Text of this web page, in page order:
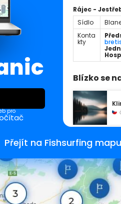
pro
Rájec -
Sídlo
Konta
kty
Blízko se
Přejít na Fishsurfing mapu